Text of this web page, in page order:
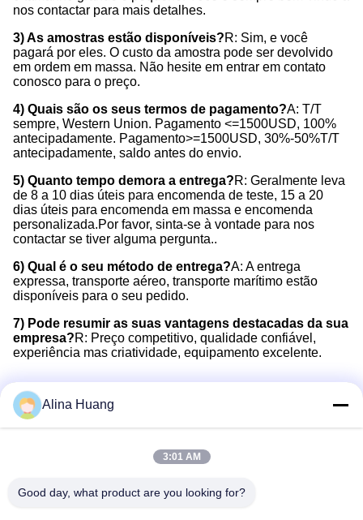
nos contactar para mais detalhes.
3) As amostras estão disponíveis?R: Sim, e você
pagará por eles. O custo da amostra pode ser devolvido
em ordem em massa. Não hesite em entrar em contato
conosco para o preço.
4) Quais são os seus termos de pagamento?A: T/T
sempre, Western Union. Pagamento <=1500USD, 100%
antecipadamente. Pagamento>=1500USD, 30%-50%T/T
antecipadamente, saldo antes do envio.
5) Quanto tempo demora a entrega?R: Geralmente leva
de 8 a 10 dias úteis para encomenda de teste, 15 a 20
dias úteis para encomenda em massa e encomenda
personalizada.Por favor, sinta-se à vontade para nos
contactar se tiver alguma pergunta..
6) Qual é o seu método de entrega?A: A entrega
expressa, transporte aéreo, transporte marítimo estão
disponíveis para o seu pedido.
7) Pode resumir as suas vantagens destacadas da sua
empresa?R: Preço competitivo, qualidade confiável,
experiência mas criatividade, equipamento excelente.
Saw BladesTCT Circular Saw BladesTCT Circular Saw
BladesTCT Circular Saw BladesTCT Circular Saw BladesTCT
Circular Saw BladesTCT Circular Saw BladesTCT Circular Saw
BladesTCT Circular Saw BladesTCT Circular Saw BladesTCT
Circular Saw Blades
Brocas De Escultura Em Madeira Portáteis Para
Alina Huang
3:01 AM
Good day, what product are you looking for?